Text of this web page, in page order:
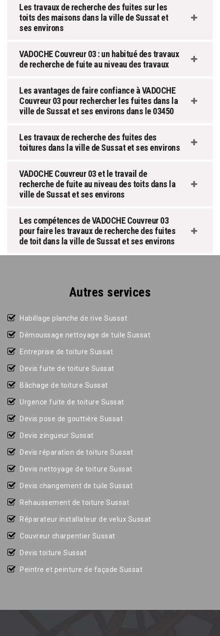
Les travaux de recherche des fuites sur les
toits des maisons dans la ville de Sussat et
ses environs
VADOCHE Couvreur 03 : un habitué des travaux
de recherche de fuite au niveau des travaux
Les avantages de faire confiance à VADOCHE
Couvreur 03 pour rechercher les fuites dans la
ville de Sussat et ses environs dans le 03450
Les travaux de recherche des fuites des
toitures dans la ville de Sussat et ses environs
VADOCHE Couvreur 03 et le travail de
recherche de fuite au niveau des toits dans la
ville de Sussat et ses environs
Les compétences de VADOCHE Couvreur 03
pour faire les travaux de recherche des fuites
de toit dans la ville de Sussat et ses environs
Autres services
Habillage planche de rive Sussat
Démoussage nettoyage de tuile Sussat
Entreprise de toiture Sussat
Devis fuite de toiture Sussat
Bâchage de toiture Sussat
Urgence fuite de toiture Sussat
Devis pose de gouttière Sussat
Devis zingueur Sussat
Devis réparation de toiture Sussat
Devis nettoyage de toiture Sussat
Devis changement de tuile Sussat
Rehaussement de toiture Sussat
Réparateur installateur de velux Sussat
Couvreur charpentier Sussat
Devis toiture Sussat
Peintre et peinture de façade Sussat